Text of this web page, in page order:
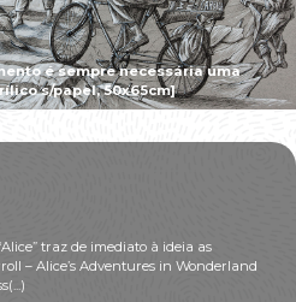
é sempre necessária uma
s/papel, 50x65cm]
traz de imediato à ideia as
– Alice’s Adventures in Wonderland